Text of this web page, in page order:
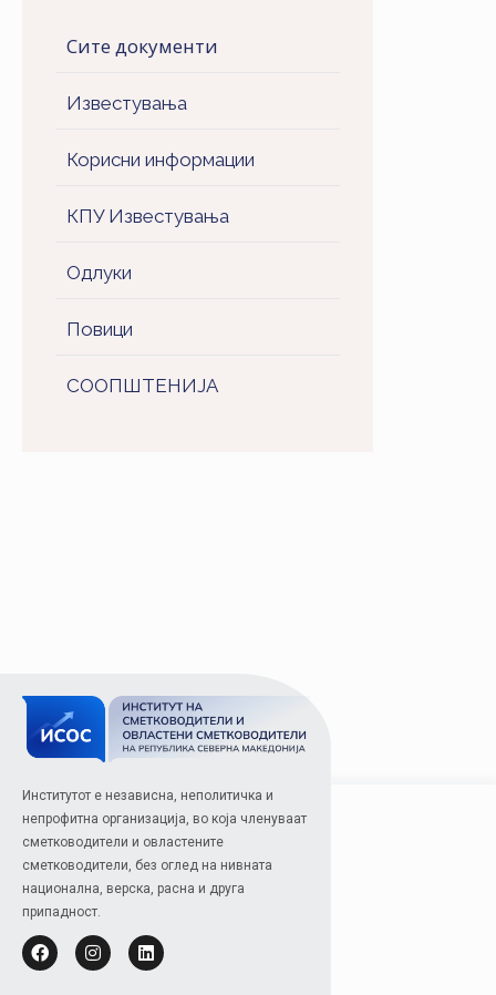
Сите документи
Известувања
Корисни информации
КПУ Известувања
Одлуки
Повици
СООПШТЕНИJA
Институтот е независна, неполитичка и
непрофитна организација, во која членуваат
сметководители и овластените
сметководители, без оглед на нивната
национална, верска, расна и друга
припадност.